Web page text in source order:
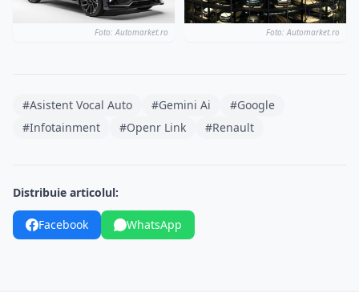
Foto: Automarket.ro Foto: Automarket.ro
#Asistent Vocal Auto #Gemini Ai
#Google
#Infotainment
#Openr Link #Renault
Distribuie articolul:
Facebook WhatsApp